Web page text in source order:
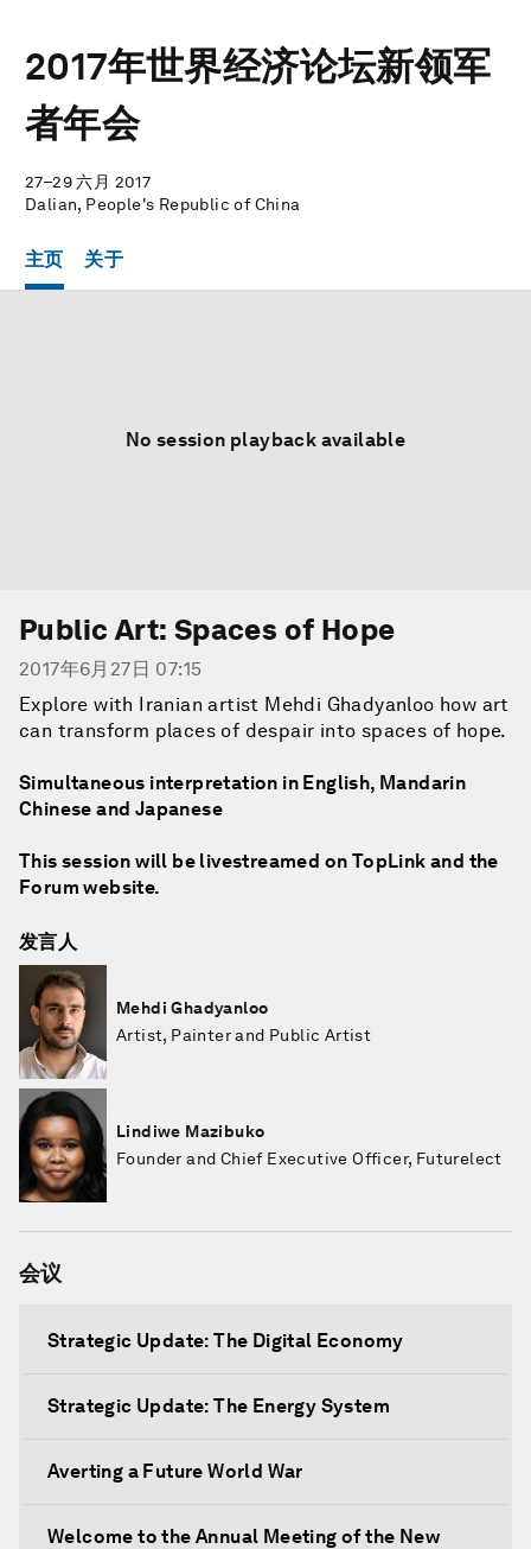
2017年世界经济论坛新领军
者年会
27–29 六月 2017
Dalian, People's Republic of China
主页 关于
No session playback available
Public Art: Spaces of Hope
2017年6月27日 07:15
Explore with Iranian artist Mehdi Ghadyanloo how art
can transform places of despair into spaces of hope.
Simultaneous interpretation in English, Mandarin
Chinese and Japanese
This session will be livestreamed on TopLink and the
Forum website.
发言人
Mehdi Ghadyanloo
Artist, Painter and Public Artist
Lindiwe Mazibuko
Founder and Chief Executive Officer, Futurelect
会议
Strategic Update: The Digital Economy
Strategic Update: The Energy System
Averting a Future World War
Welcome to the Annual Meeting of the New